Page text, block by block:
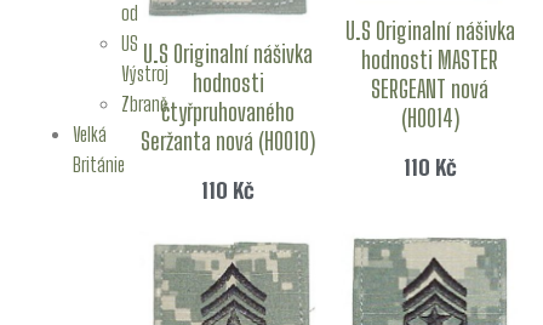
odznaky
US
Výstroj
Zbraně
Velká
Británie
U.S Originalní nášivka
hodnosti
čtyřpruhovaného
Seržanta nová (H0010)
110 Kč
U.S Originalní nášivka
hodnosti MASTER
SERGEANT nová
(H0014)
110 Kč